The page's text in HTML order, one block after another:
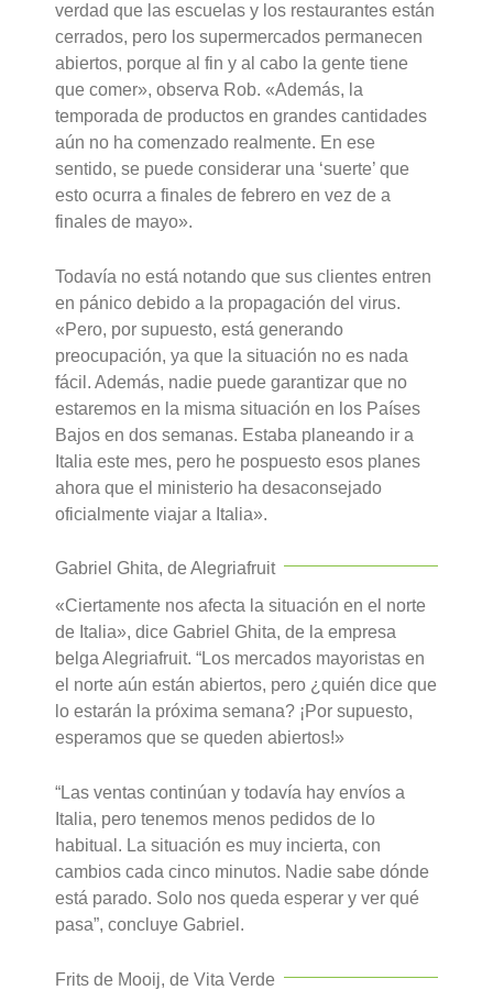
verdad que las escuelas y los restaurantes están
cerrados, pero los supermercados permanecen
abiertos, porque al fin y al cabo la gente tiene
que comer», observa Rob. «Además, la
temporada de productos en grandes cantidades
aún no ha comenzado realmente. En ese
sentido, se puede considerar una ‘suerte’ que
esto ocurra a finales de febrero en vez de a
finales de mayo».
Todavía no está notando que sus clientes entren
en pánico debido a la propagación del virus.
«Pero, por supuesto, está generando
preocupación, ya que la situación no es nada
fácil. Además, nadie puede garantizar que no
estaremos en la misma situación en los Países
Bajos en dos semanas. Estaba planeando ir a
Italia este mes, pero he pospuesto esos planes
ahora que el ministerio ha desaconsejado
oficialmente viajar a Italia».
Gabriel Ghita, de Alegriafruit
«Ciertamente nos afecta la situación en el norte
de Italia», dice Gabriel Ghita, de la empresa
belga Alegriafruit. “Los mercados mayoristas en
el norte aún están abiertos, pero ¿quién dice que
lo estarán la próxima semana? ¡Por supuesto,
esperamos que se queden abiertos!»
“Las ventas continúan y todavía hay envíos a
Italia, pero tenemos menos pedidos de lo
habitual. La situación es muy incierta, con
cambios cada cinco minutos. Nadie sabe dónde
está parado. Solo nos queda esperar y ver qué
pasa”, concluye Gabriel.
Frits de Mooij, de Vita Verde